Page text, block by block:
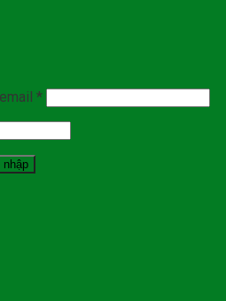
*
nhập